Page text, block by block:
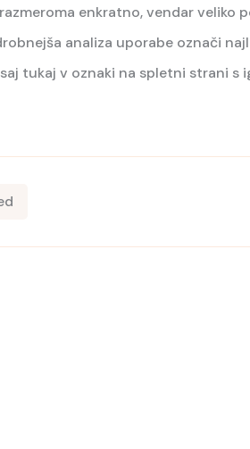
enkratno, vendar veliko
analiza uporabe označi
tukaj v oznaki na spletni strani s